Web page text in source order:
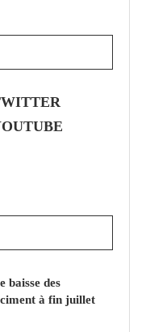
baisse des
à fin juillet